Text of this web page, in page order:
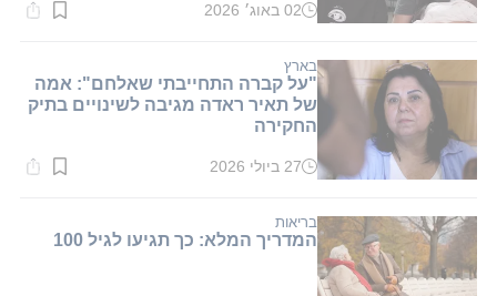
זמן
דקות.
02 באוג׳ 2026
בארץ
"על קברה התחייבתי שאלחם": אמה
של תאיר ראדה מגיבה לשינויים בתיק
החקירה
זמן
דקות.
27 ביולי 2026
בריאות
המדריך המלא: כך תגיעו לגיל 100